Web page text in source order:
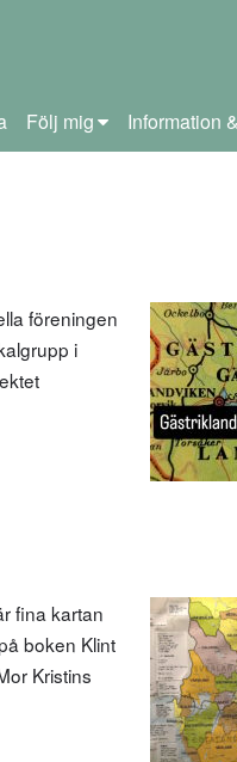
Följ mig Information
föreningen
i
fina kartan
boken Klint
Kristins